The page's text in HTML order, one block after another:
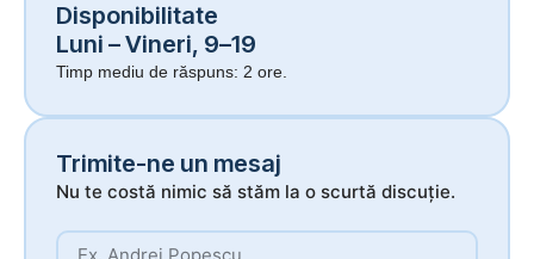
Disponibilitate
Luni – Vineri, 9–19
Timp mediu de răspuns: 2 ore.
Trimite-ne un mesaj
Nu te costă nimic să stăm la o scurtă discuție.